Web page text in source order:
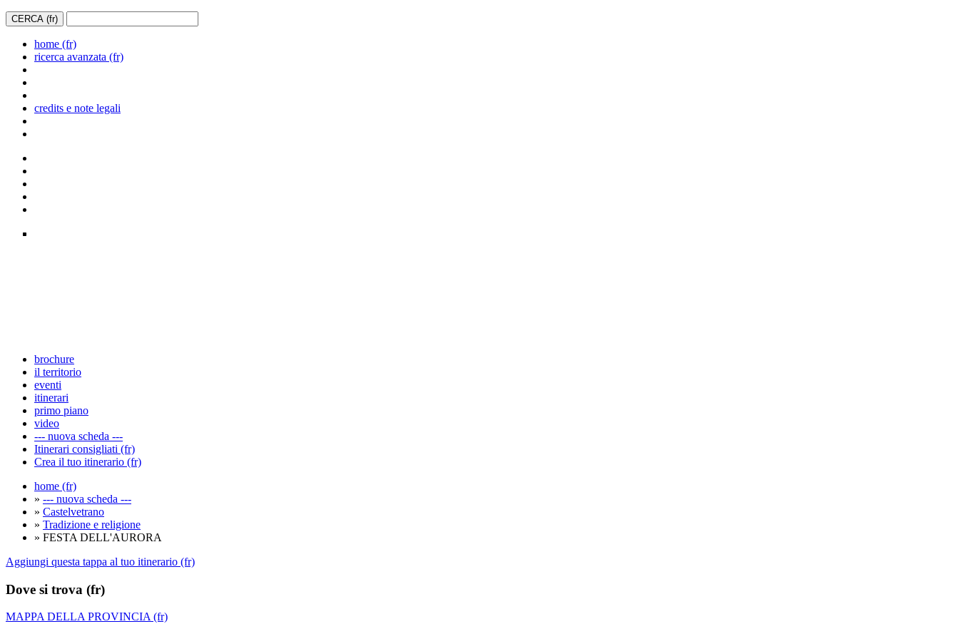
home (fr)
ricerca avanzata (fr)
credits e note legali
brochure
il territorio
eventi
itinerari
primo piano
video
--- nuova scheda ---
Itinerari consigliati (fr)
Crea il tuo itinerario (fr)
home (fr)
» --- nuova scheda ---
» Castelvetrano
» Tradizione e religione
» FESTA DELL'AURORA
Aggiungi questa tappa al tuo itinerario (fr)
Dove si trova (fr)
MAPPA DELLA PROVINCIA (fr)